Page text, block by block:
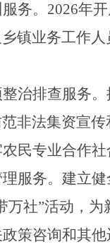
务。 2026年
镇业务工作
治排查服务。
非法集资宣
民专业合作
服务。 建立
万社”活动，
政策咨询和其